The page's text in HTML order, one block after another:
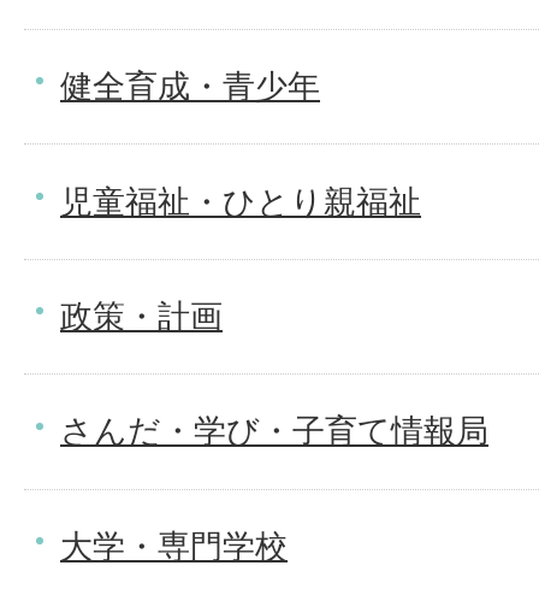
健全育成・青少年
児童福祉・ひとり親福祉
政策・計画
さんだ・学び・子育て情報局
大学・専門学校